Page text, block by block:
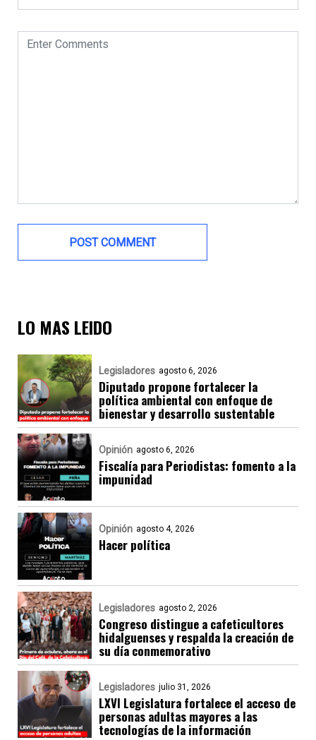
LO MAS LEIDO
Legisladores agosto 6, 2026
Diputado propone fortalecer la
política ambiental con enfoque de
bienestar y desarrollo sustentable
Opinión agosto 6, 2026
Fiscalía para Periodistas: fomento a la
impunidad
Opinión agosto 4, 2026
Hacer política
Legisladores agosto 2, 2026
Congreso distingue a cafeticultores
hidalguenses y respalda la creación de
su día conmemorativo
Legisladores julio 31, 2026
LXVI Legislatura fortalece el acceso de
personas adultas mayores a las
tecnologías de la información